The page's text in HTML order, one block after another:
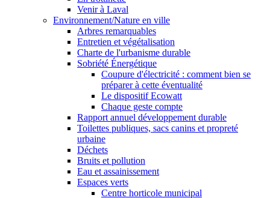
Venir à Laval
Environnement/Nature en ville
Arbres remarquables
Entretien et végétalisation
Charte de l'urbanisme durable
Sobriété Énergétique
Coupure d'électricité : comment bien se
préparer à cette éventualité
Le dispositif Ecowatt
Chaque geste compte
Rapport annuel développement durable
Toilettes publiques, sacs canins et propreté
urbaine
Déchets
Bruits et pollution
Eau et assainissement
Espaces verts
Centre horticole municipal